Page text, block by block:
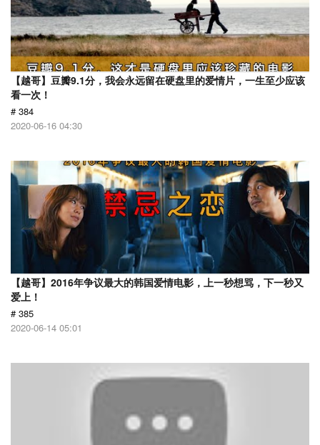
【越哥】豆瓣9.1分，我会永远留在硬盘里的爱情片，一生至少应该
看一次！
# 384
2020-06-16 04:30
【越哥】2016年争议最大的韩国爱情电影，上一秒想骂，下一秒又
爱上！
# 385
2020-06-14 05:01